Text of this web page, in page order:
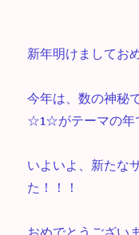
新年明けましてお
今年は、数の神秘
☆1☆がテーマの年
いよいよ、新たな
た！！！